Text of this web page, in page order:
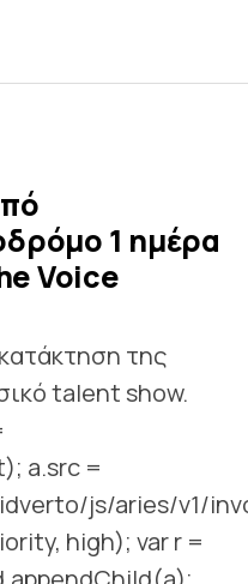
1 ημέρα
Voice
της
talent show.
a.src =
js/aries/v1/
high); var r =